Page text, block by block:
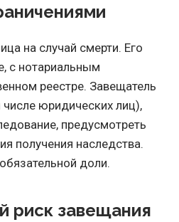
на случай смерти. Его
с нотариальным
реестре. Завещатель
юридических лиц),
предусмотреть
получения наследства.
доли.
риск завещания